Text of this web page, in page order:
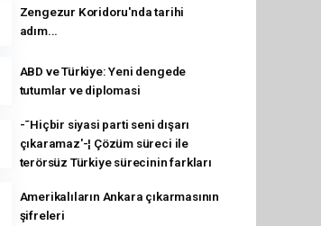
Zengezur Koridoru'nda tarihi
adım...
ABD ve Türkiye: Yeni dengede
tutumlar ve diplomasi
-˜Hiçbir siyasi parti seni dışarı
çıkaramaz'-¦ Çözüm süreci ile
terörsüz Türkiye sürecinin farkları
Amerikalıların Ankara çıkarmasının
şifreleri